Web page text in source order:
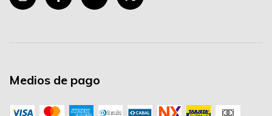
Medios de pago